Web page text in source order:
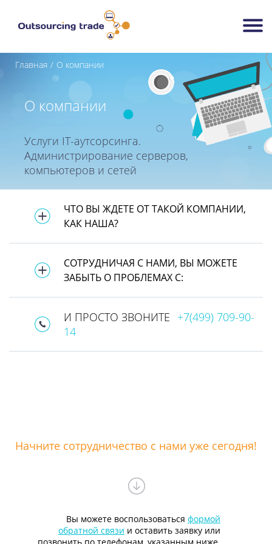
Главная О компании
О компании
Услуги IT-аутсорсинга.
Администрирование серверов,
компьютеров и сетей
ЧТО ВЫ ЖДЕТЕ ОТ ТАКОЙ КОМПАНИИ,
КАК НАША?
СОТРУДНИЧАЯ С НАМИ, ВЫ МОЖЕТЕ
ЗАБЫТЬ О ПРОБЛЕМАХ С:
И ПРОСТО ЗВОНИТЕ +7(499) 709-90-
14
Начните сотрудничество с нами уже сегодня!
Вы можете воспользоваться формой
обратной связи и оставить заявку или